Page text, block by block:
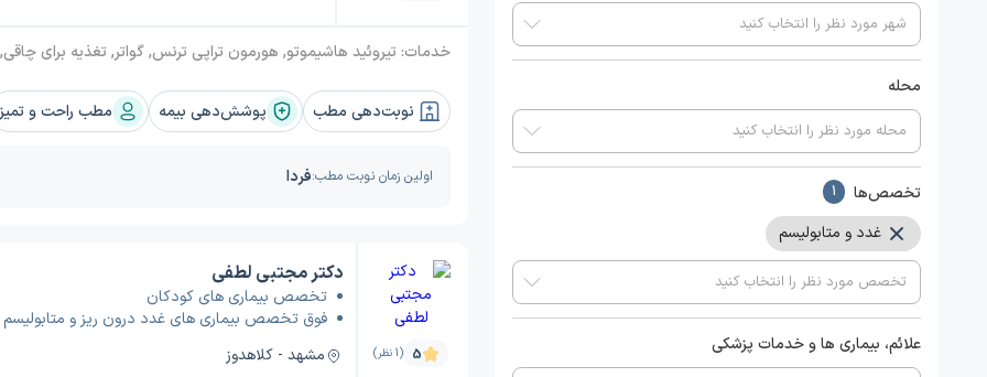
محله
تخصص‌ها 1
غدد و متابولیسم
علائم، بیماری ها و خدمات پزشکی
خدمات: تیروئید هاشیموتو, هورمون تراپی ترنس, گواتر, تغذیه برای چاقی, تیروئید پرکار, مشکلات آدرنال, لاغری موضعی (اندرمولوژی), آکانتوز نیگریکانس, تیروئید, سندرم متابولیک, دیابت, کیست تخمدان, مشکلات هیپوفیز,
پوشش‌دهی بیمه مطب راحت و تمیز نوبت‌دهی مطب
اولین زمان نوبت مطب:فردا
5 (1 نظر)
دکتر مجتبی لطفی
تخصص بیماری های کودکان
فوق تخصص بیماری های غدد درون ریز و متابولیسم
مشهد - کلاهدوز